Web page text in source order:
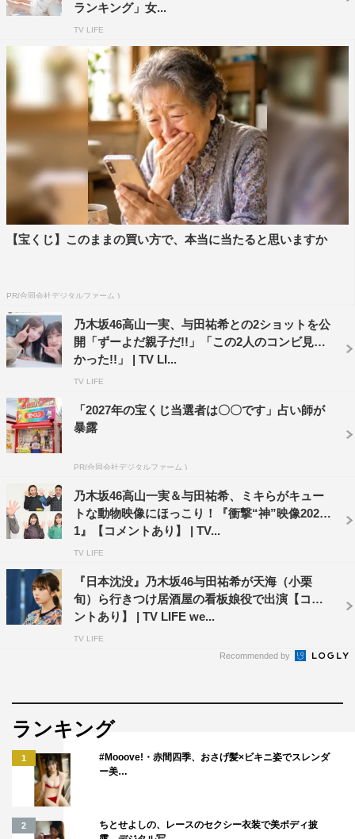
©光文社 撮影・菊地泰久
中でもお気に入りの写真は、“風船にキスマークをついた
クがついて。でも、お気に入りカットを1枚選ぶのが難し
くて、全部お気に入りなんですけど、その中でもきれいに
キスマークがついたので、いいなと思って選びました」
と、その理由を語った。
©光文社 撮影・菊地泰久
写真集の出来栄えは「満点」と回答。「メンバーがたくさ
ん写真集を出してきて、何点満点かがもはや分からなくな
の時の35億点以上にはなってるんじゃないかなと思いま
す」と笑顔。
「172ページとすごく分厚くて盛りだくさん。おまけブッ
クも付いて私服とかメイクとかの話もしていて、充実した
写真集です。10代最後の写真集、皆さんに早く読んでいた
だいて感想を聞けるのが楽しみです」とPRしていた。
ランキング」女...
TV LIFE
【宝くじ】このままの買い方で、本当に当たると思いますか
PR(合同会社デジタルファーム )
乃木坂46高山一実、与田祐希との2ショットを公
開「ずーよだ親子だ!!」「この2人のコンビ見た
かった!!」 | TV LI...
TV LIFE
「2027年の宝くじ当選者は〇〇です」占い師が
暴露
PR(合同会社デジタルファーム )
乃木坂46高山一実＆与田祐希、ミキらがキュー
トな動物映像にほっこり！『衝撃“神”映像202
1』【コメントあり】 | TV...
TV LIFE
『日本沈没』乃木坂46与田祐希が天海（小栗
旬）ら行きつけ居酒屋の看板娘役で出演【コメ
ントあり】 | TV LIFE we...
TV LIFE
Recommended by
ランキング
1
#Mooove!・赤間四季、おさげ髪×ビキニ姿でスレンダ
ー美…
2
ちとせよしの、レースのセクシー衣装で美ボディ披